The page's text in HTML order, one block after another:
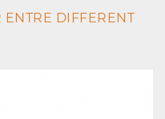
ENTRE DIFFERENT